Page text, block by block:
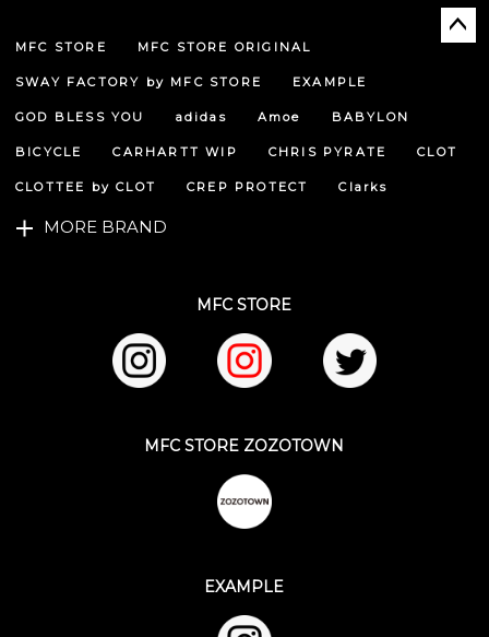
MFC STORE MFC STORE ORIGINAL
SWAY FACTORY by MFC STORE EXAMPLE
GOD BLESS YOU adidas Amoe BABYLON
BICYCLE CARHARTT WIP CHRIS PYRATE CLOT
CLOTTEE by CLOT CREP PROTECT Clarks
MORE BRAND
MFC STORE
MFC STORE ZOZOTOWN
EXAMPLE